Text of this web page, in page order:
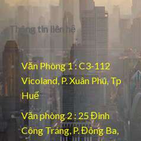
Thông tin liên hệ
Văn Phòng 1 : C3-112
Vicoland, P. Xuân Phú, Tp
Huế
Văn phòng 2 : 25 Đinh
Công Tráng, P. Đông Ba,